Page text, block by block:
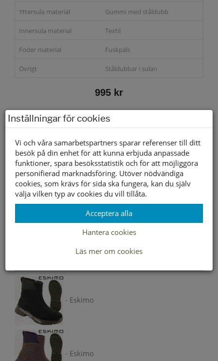
Yttersula material Gummi med ståldubb
Innersula material Textil
Foder material Fuskpäls
Övrigt Ståldubbar i sulan
995 kr
Storleksguide
Välj storlek först
Lagerstatus per butik
Borlänge
- Eskimo
- Eskimo
Inställningar för cookies
Vi och våra samarbetspartners sparar referenser till ditt
besök på din enhet för att kunna erbjuda anpassade
funktioner, spara besöksstatistik och för att möjliggöra
personifierad marknadsföring. Utöver nödvändiga
cookies, som krävs för sida ska fungera, kan du själv
välja vilken typ av cookies du vill tillåta.
Acceptera alla
Hantera cookies
Läs mer om cookies